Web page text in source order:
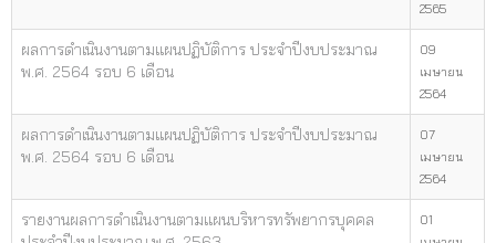
2565
ผลการดำเนินงานตามแผนปฏิบัติการ ประจำปีงบประมาณ
พ.ศ. 2564 รอบ 6 เดือน
09
เมษายน
2564
ผลการดำเนินงานตามแผนปฏิบัติการ ประจำปีงบประมาณ
พ.ศ. 2564 รอบ 6 เดือน
07
เมษายน
2564
รายงานผลการดำเนินงานตามแผนบริหารทรัพยากรบุคคล
01